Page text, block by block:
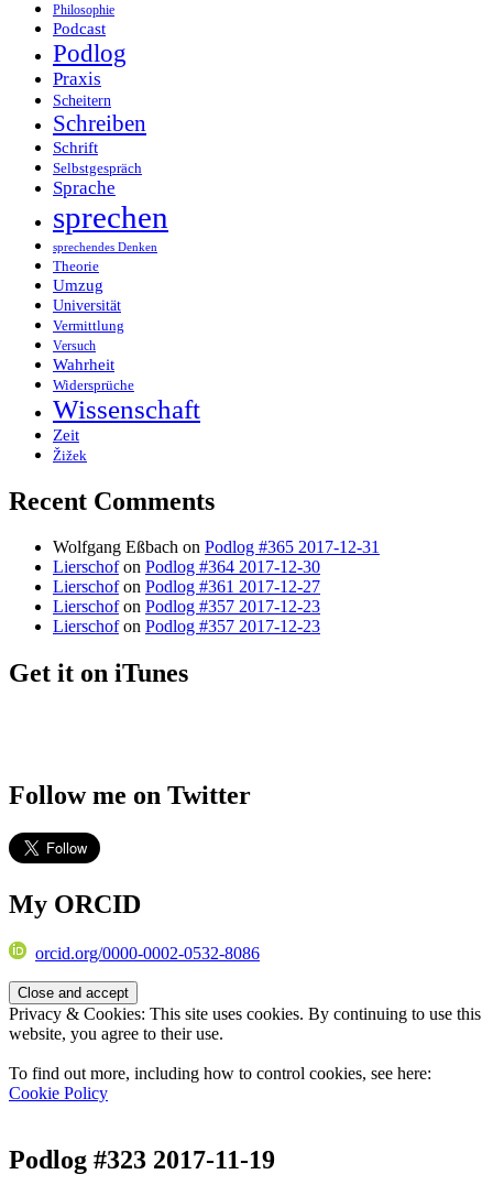
Philosophie
Podcast
Podlog
Praxis
Scheitern
Schreiben
Schrift
Selbstgespräch
Sprache
sprechen
sprechendes Denken
Theorie
Umzug
Universität
Vermittlung
Versuch
Wahrheit
Widersprüche
Wissenschaft
Zeit
Žižek
Recent Comments
Wolfgang Eßbach on Podlog #365 2017-12-31
Lierschofon Podlog #364 2017-12-30
Lierschofon Podlog #361 2017-12-27
Lierschofon Podlog #357 2017-12-23
Lierschofon Podlog #357 2017-12-23
Get it on iTunes
Follow me on Twitter
My ORCID
orcid.org/0000-0002-0532-8086
Privacy & Cookies: This site uses cookies. By continuing to use this
website, you agree to their use.
To find out more, including how to control cookies, see here:
Cookie Policy
Podlog #323 2017-11-19